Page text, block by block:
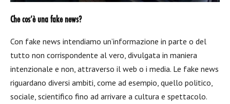
Che cos’è una fake news?
Con fake news intendiamo un’informazione in parte o del
tutto non corrispondente al vero, divulgata in maniera
intenzionale e non, attraverso il web o i media. Le fake news
riguardano diversi ambiti, come ad esempio, quello politico,
sociale, scientifico fino ad arrivare a cultura e spettacolo.